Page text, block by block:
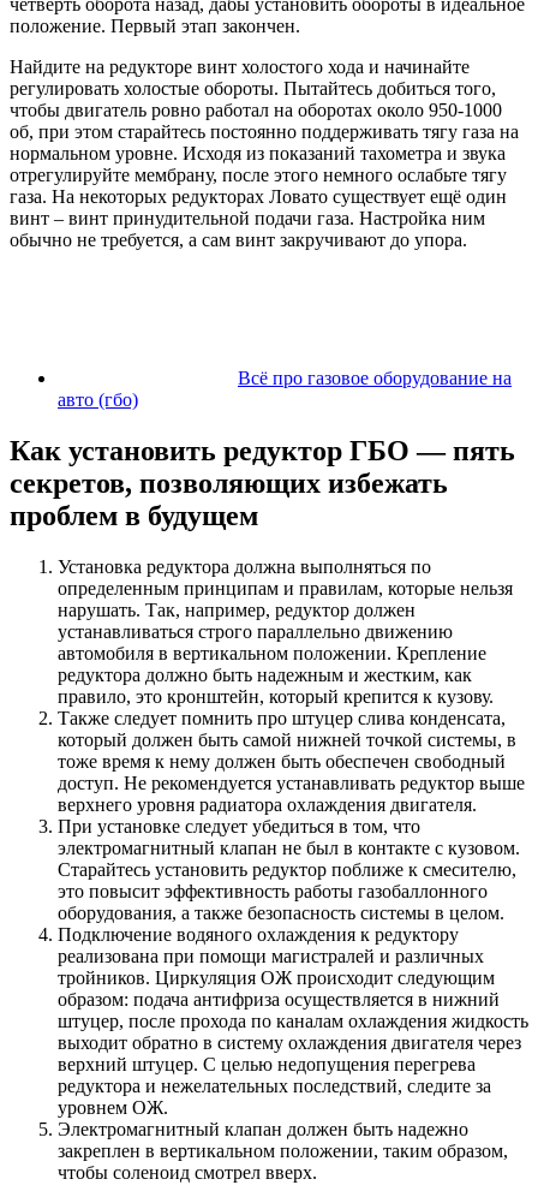
четверть оборота назад, дабы установить обороты в идеальное
положение. Первый этап закончен.
Найдите на редукторе винт холостого хода и начинайте
регулировать холостые обороты. Пытайтесь добиться того,
чтобы двигатель ровно работал на оборотах около 950-1000
об, при этом старайтесь постоянно поддерживать тягу газа на
нормальном уровне. Исходя из показаний тахометра и звука
отрегулируйте мембрану, после этого немного ослабьте тягу
газа. На некоторых редукторах Ловато существует ещё один
винт – винт принудительной подачи газа. Настройка ним
обычно не требуется, а сам винт закручивают до упора.
Всё про газовое оборудование на
авто (гбо)
Как установить редуктор ГБО — пять
секретов, позволяющих избежать
проблем в будущем
Установка редуктора должна выполняться по
определенным принципам и правилам, которые нельзя
нарушать. Так, например, редуктор должен
устанавливаться строго параллельно движению
автомобиля в вертикальном положении. Крепление
редуктора должно быть надежным и жестким, как
правило, это кронштейн, который крепится к кузову.
Также следует помнить про штуцер слива конденсата,
который должен быть самой нижней точкой системы, в
тоже время к нему должен быть обеспечен свободный
доступ. Не рекомендуется устанавливать редуктор выше
верхнего уровня радиатора охлаждения двигателя.
При установке следует убедиться в том, что
электромагнитный клапан не был в контакте с кузовом.
Старайтесь установить редуктор поближе к смесителю,
это повысит эффективность работы газобаллонного
оборудования, а также безопасность системы в целом.
Подключение водяного охлаждения к редуктору
реализована при помощи магистралей и различных
тройников. Циркуляция ОЖ происходит следующим
образом: подача антифриза осуществляется в нижний
штуцер, после прохода по каналам охлаждения жидкость
выходит обратно в систему охлаждения двигателя через
верхний штуцер. С целью недопущения перегрева
редуктора и нежелательных последствий, следите за
уровнем ОЖ.
Электромагнитный клапан должен быть надежно
закреплен в вертикальном положении, таким образом,
чтобы соленоид смотрел вверх.